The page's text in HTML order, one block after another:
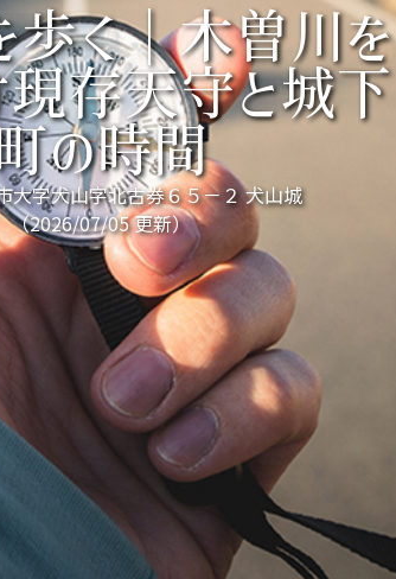
歩く｜木曽川を
現存天守と城下
の時間
大字犬山字北古券６５－２ 犬山城
（2026/07/05 更新）